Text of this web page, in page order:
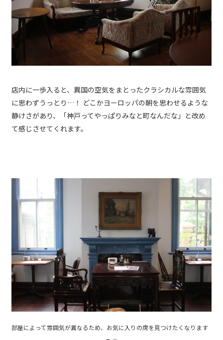
店内に一歩入ると、異国の空気をまとったクラシカルな雰囲気
に思わずうっとり…！ どこかヨーロッパの朝を思わせるような
静けさがあり、「神戸ってやっぱりみなと町なんだな」と改め
て感じさせてくれます。